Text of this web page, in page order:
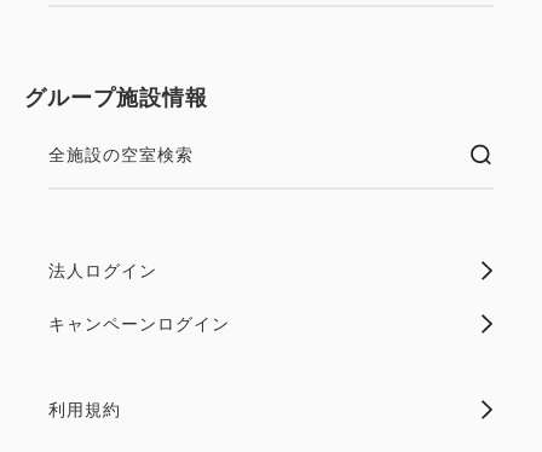
グループ施設情報
全施設の空室検索
法人ログイン
キャンペーンログイン
利用規約